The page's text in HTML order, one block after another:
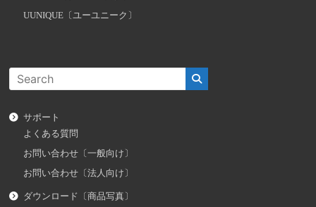
UUNIQUE〔ユーユニーク〕
サポート
よくある質問
お問い合わせ〔一般向け〕
お問い合わせ〔法人向け〕
ダウンロード〔商品写真〕